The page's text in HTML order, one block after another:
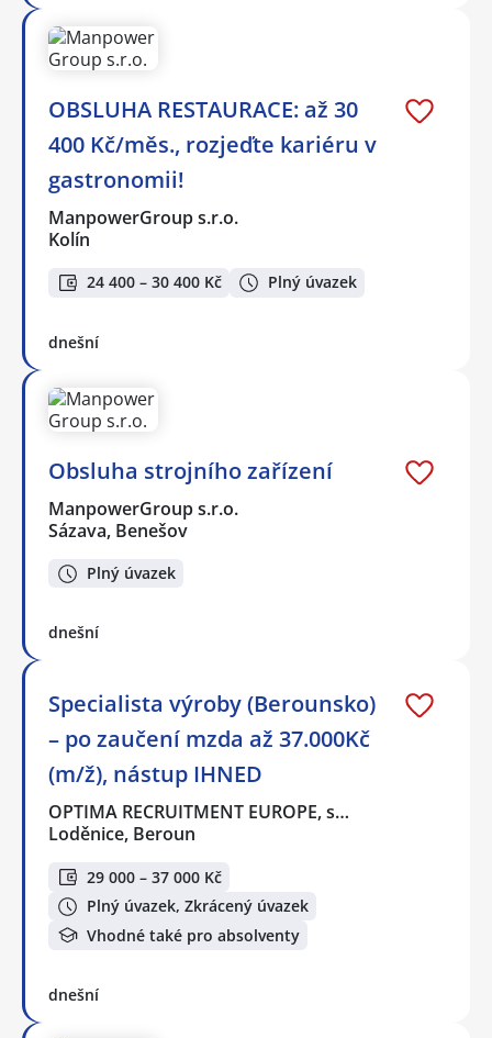
OBSLUHA RESTAURACE: až 30
400 Kč/měs., rozjeďte kariéru v
gastronomii!
ManpowerGroup s.r.o.
Kolín
24 400 – 30 400 Kč Plný úvazek
dnešní
Obsluha strojního zařízení
ManpowerGroup s.r.o.
Sázava, Benešov
Plný úvazek
dnešní
Specialista výroby (Berounsko)
– po zaučení mzda až 37.000Kč
(m/ž), nástup IHNED
OPTIMA RECRUITMENT EUROPE, s…
Loděnice, Beroun
29 000 – 37 000 Kč
Plný úvazek, Zkrácený úvazek
Vhodné také pro absolventy
dnešní